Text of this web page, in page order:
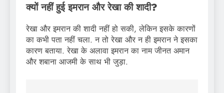
क्यों नहीं हुई इमरान और रेखा की शादी?
रेखा और इमरान की शादी नहीं हो सकी, लेकिन इसके कारणों
का कभी पता नहीं चला. न तो रेखा और न ही इमरान ने इसका
कारण बताया. रेखा के अलावा इमरान का नाम जीनत अमान
और शबाना आजमी के साथ भी जुड़ा.